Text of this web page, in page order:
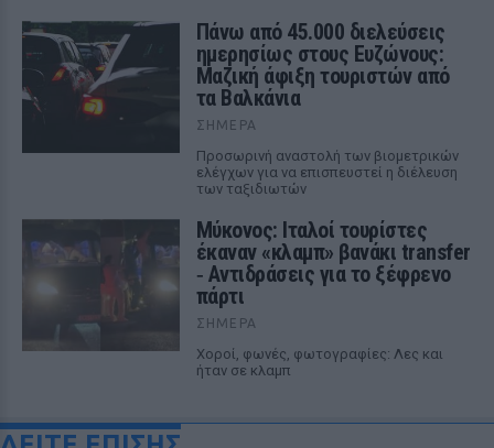
Πάνω από 45.000 διελεύσεις
ημερησίως στους Ευζώνους:
Μαζική άφιξη τουριστών από
τα Βαλκάνια
ΣΉΜΕΡΑ
Προσωρινή αναστολή των βιομετρικών
ελέγχων για να επισπευστεί η διέλευση
των ταξιδιωτών
Μύκονος: Ιταλοί τουρίστες
έκαναν «κλαμπ» βανάκι transfer
‑ Αντιδράσεις για το ξέφρενο
πάρτι
ΣΉΜΕΡΑ
Χοροί, φωνές, φωτογραφίες: Λες και
ήταν σε κλαμπ